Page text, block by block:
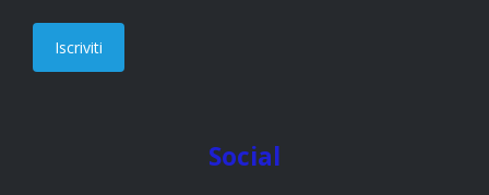
Iscriviti
Social